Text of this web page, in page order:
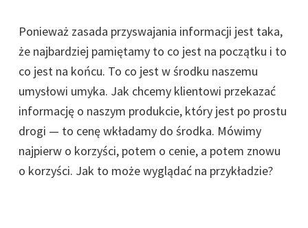
Ponieważ zasada przyswajania informacji jest taka,
że najbardziej pamiętamy to co jest na początku i to
co jest na końcu. To co jest w środku naszemu
umysłowi umyka. Jak chcemy klientowi przekazać
informację o naszym produkcie, który jest po prostu
drogi — to cenę wkładamy do środka. Mówimy
najpierw o korzyści, potem o cenie, a potem znowu
o korzyści. Jak to może wyglądać na przykładzie?